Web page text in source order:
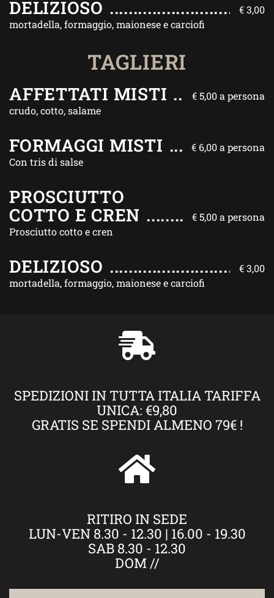
DELIZIOSO
€ 3,00
mortadella, formaggio, maionese e carciofi
TAGLIERI
AFFETTATI MISTI
€ 5,00 a persona
crudo, cotto, salame
FORMAGGI MISTI
€ 6,00 a persona
Con tris di salse
PROSCIUTTO
COTTO E CREN
€ 5,00 a persona
Prosciutto cotto e cren
DELIZIOSO
€ 3,00
mortadella, formaggio, maionese e carciofi
SPEDIZIONI IN TUTTA ITALIA TARIFFA
UNICA: €9,80
GRATIS SE SPENDI ALMENO 79€ !
RITIRO IN SEDE
LUN-VEN 8.30 - 12.30 | 16.00 - 19.30
SAB 8.30 - 12.30
DOM //